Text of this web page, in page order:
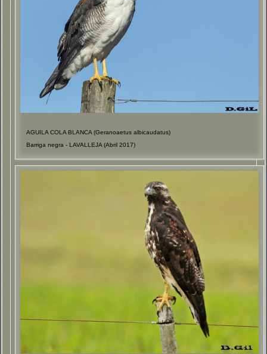
AGUILA COLA BLANCA (Geranoaetus albicaudatus)
Barriga negra - LAVALLEJA (Abril 2017)